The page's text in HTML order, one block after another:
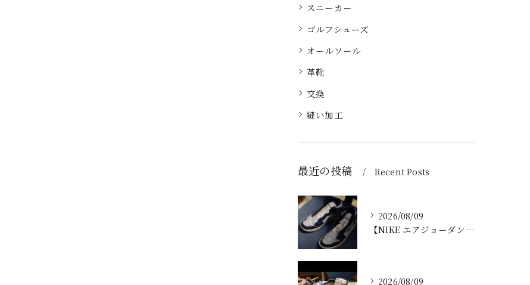
スニーカー
ゴルフシューズ
オールソール
革靴
交換
縫い加工
最近の投稿 Recent Posts
2026/08/09
【NIKE エアジョーダン ゴルフシューズ｜ソール剥がれ修理...
2026/08/09